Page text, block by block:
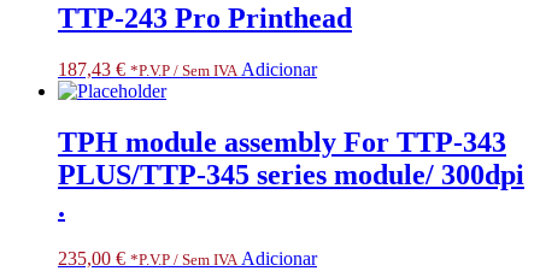
TTP-243 Pro Printhead
187,43 € *P.V.P / Sem IVA Adicionar
TPH module assembly For TTP-343
PLUS/TTP-345 series module/ 300dpi
.
235,00 € *P.V.P / Sem IVA Adicionar